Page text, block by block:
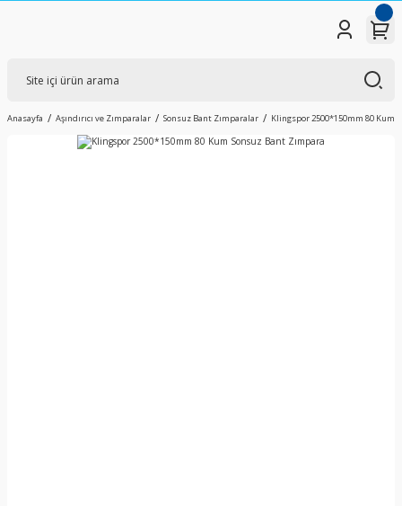
Anasayfa Aşındırıcı ve Zımparalar Sonsuz Bant Zımparalar Klingspor 2500*150mm 80 Kum